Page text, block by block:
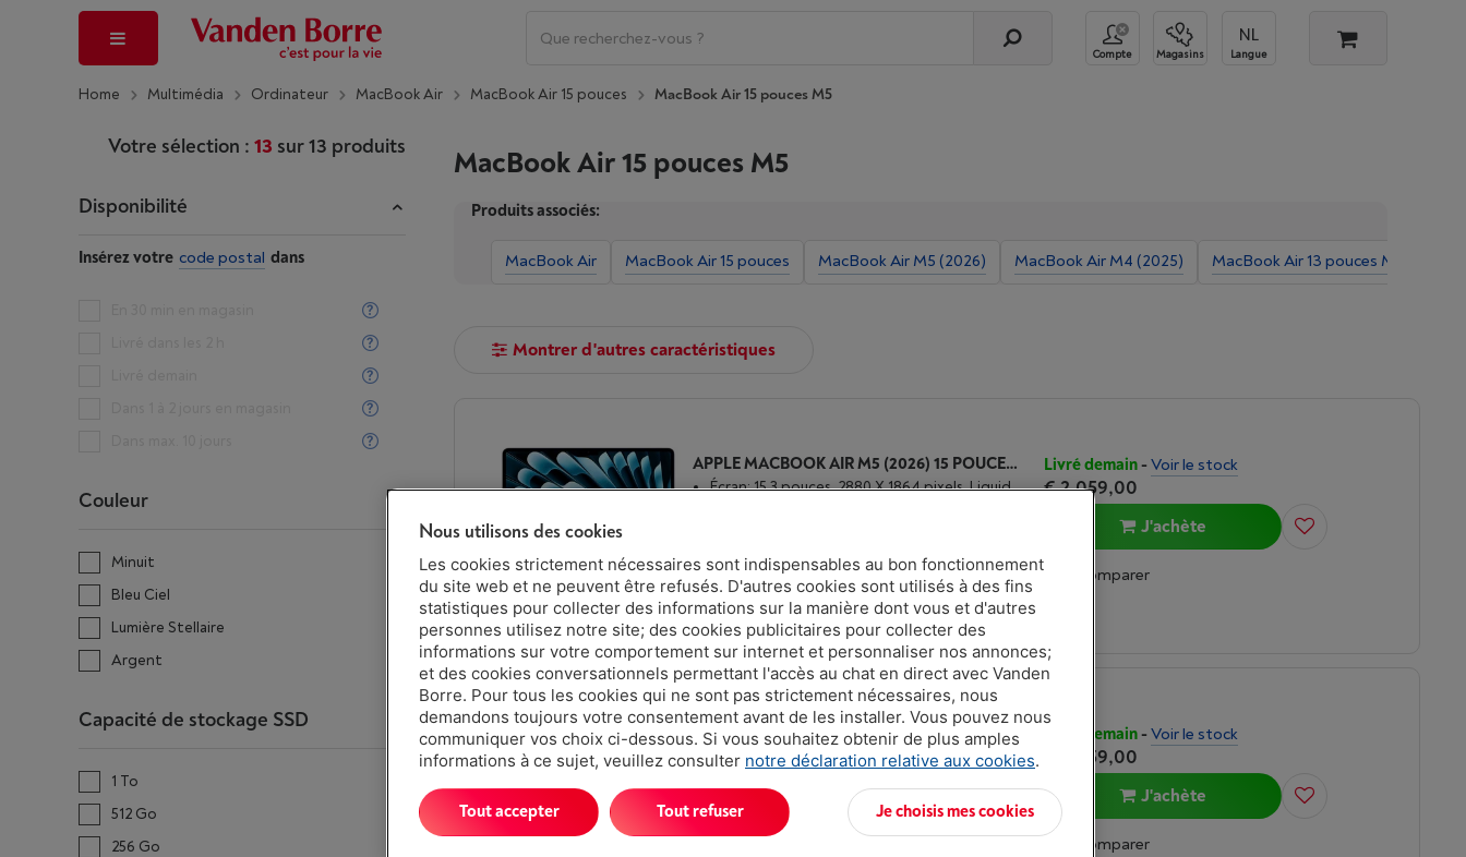
Compte Magasins Langue
Home Multimédia Ordinateur MacBook Air MacBook Air 15 pouces MacBook Air 15 pouces M5
Votre sélection : 13 sur13 produits
Disponibilité
Insérez votre code postal dans
Couleur
Minuit
Bleu Ciel
Lumière Stellaire
Argent
Capacité de stockage SSD
1 To
512 Go
256 Go
MacBook Air 15 pouces M5
Produits associés:
MacBook Air MacBook Air 15 pouces MacBook Air M5 (2026) MacBook Air M4 (2025) MacBook Air 13 pouces M4 (2025)
Montrer d'autres caractéristiques
APPLE MACBOOK AIR M5 (2026) 15 POUCES | 16 GO | 1TO | BLEU CIEL
Écran: 15.3 pouces, 2880 X 1864 pixels, Liquid
Stockage: 1 To SSD
Livré demain- Voir le stock
€ 2.059,00
J'achète
Comparer
APPLE MACBOOK AIR M5 (2026) 15 POUCES | 16 GO | 1TO | MINUIT
Écran: 15.3 pouces, 2880 X 1864 pixels, Liquid
Processeur: Apple M5-CPU 10 core - GPU 10 core
Stockage: 1 To SSD
Livré demain- Voir le stock
€ 2.059,00
J'achète
Comparer
Nous utilisons des cookies
Les cookies strictement nécessaires sont indispensables au bon fonctionnement
du site web et ne peuvent être refusés. D'autres cookies sont utilisés à des fins
statistiques pour collecter des informations sur la manière dont vous et d'autres
personnes utilisez notre site; des cookies publicitaires pour collecter des
informations sur votre comportement sur internet et personnaliser nos annonces;
et des cookies conversationnels permettant l'accès au chat en direct avec Vanden
Borre. Pour tous les cookies qui ne sont pas strictement nécessaires, nous
demandons toujours votre consentement avant de les installer. Vous pouvez nous
communiquer vos choix ci-dessous. Si vous souhaitez obtenir de plus amples
informations à ce sujet, veuillez consulter notre déclaration relative aux cookies.
Je choisis mes cookies
Tout refuser
Tout accepter